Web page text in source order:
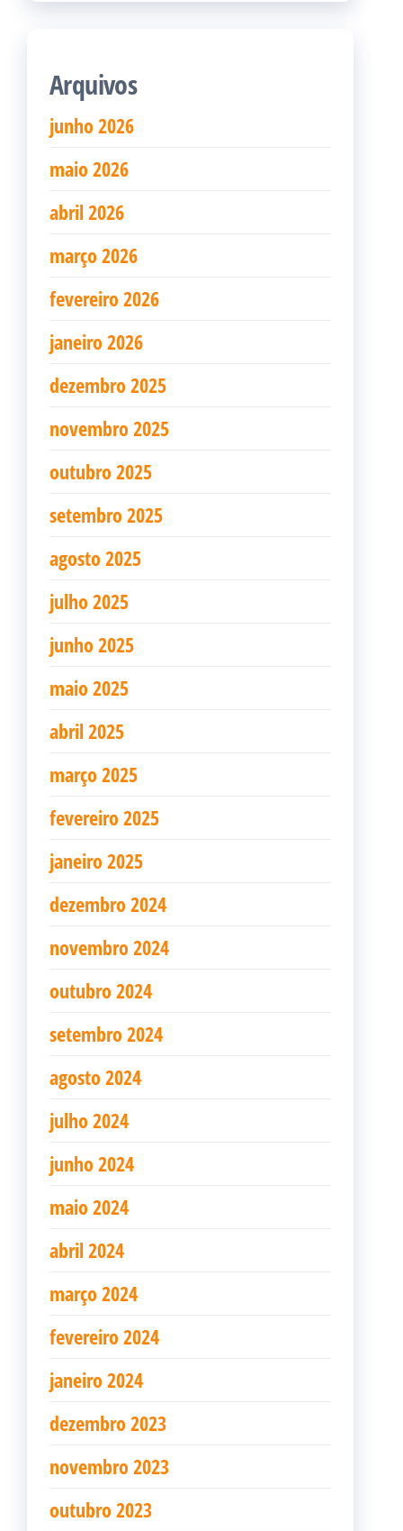
Arquivos
junho 2026
maio 2026
abril 2026
março 2026
fevereiro 2026
janeiro 2026
dezembro 2025
novembro 2025
outubro 2025
setembro 2025
agosto 2025
julho 2025
junho 2025
maio 2025
abril 2025
março 2025
fevereiro 2025
janeiro 2025
dezembro 2024
novembro 2024
outubro 2024
setembro 2024
agosto 2024
julho 2024
junho 2024
maio 2024
abril 2024
março 2024
fevereiro 2024
janeiro 2024
dezembro 2023
novembro 2023
outubro 2023